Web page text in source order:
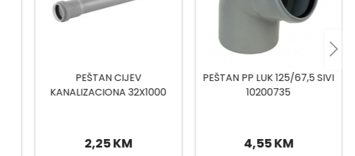
PEŠTAN PP LUK 125/67,5 SIVI
10200735
4,55 KM
PEŠTAN PP LUK 50/30 SIVI
10200532, 10200502
0,95 KM